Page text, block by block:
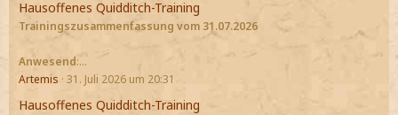
Hausoffenes Quidditch-Training
Trainingszusammenfassung vom 31.07.2026
Anwesend:…
Artemis 31. Juli 2026 um 20:31
Hausoffenes Quidditch-Training